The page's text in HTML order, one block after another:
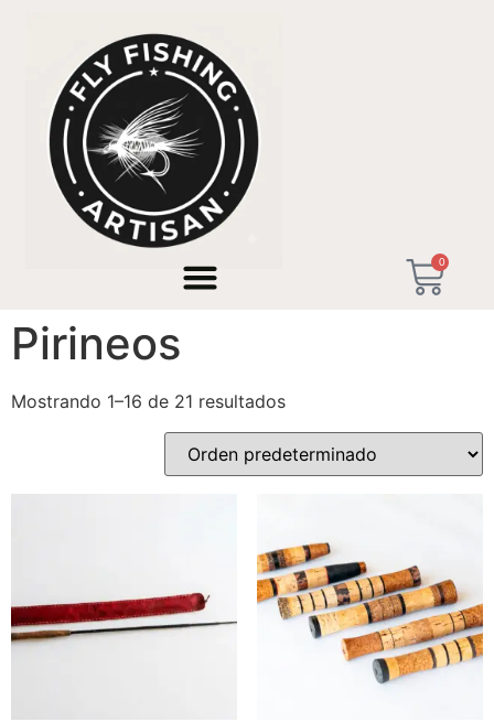
0
/ Productos etiquetados “Pesca a mosca Pirineos”
Pesca a mosca
Pirineos
Mostrando 1–16 de 21 resultados